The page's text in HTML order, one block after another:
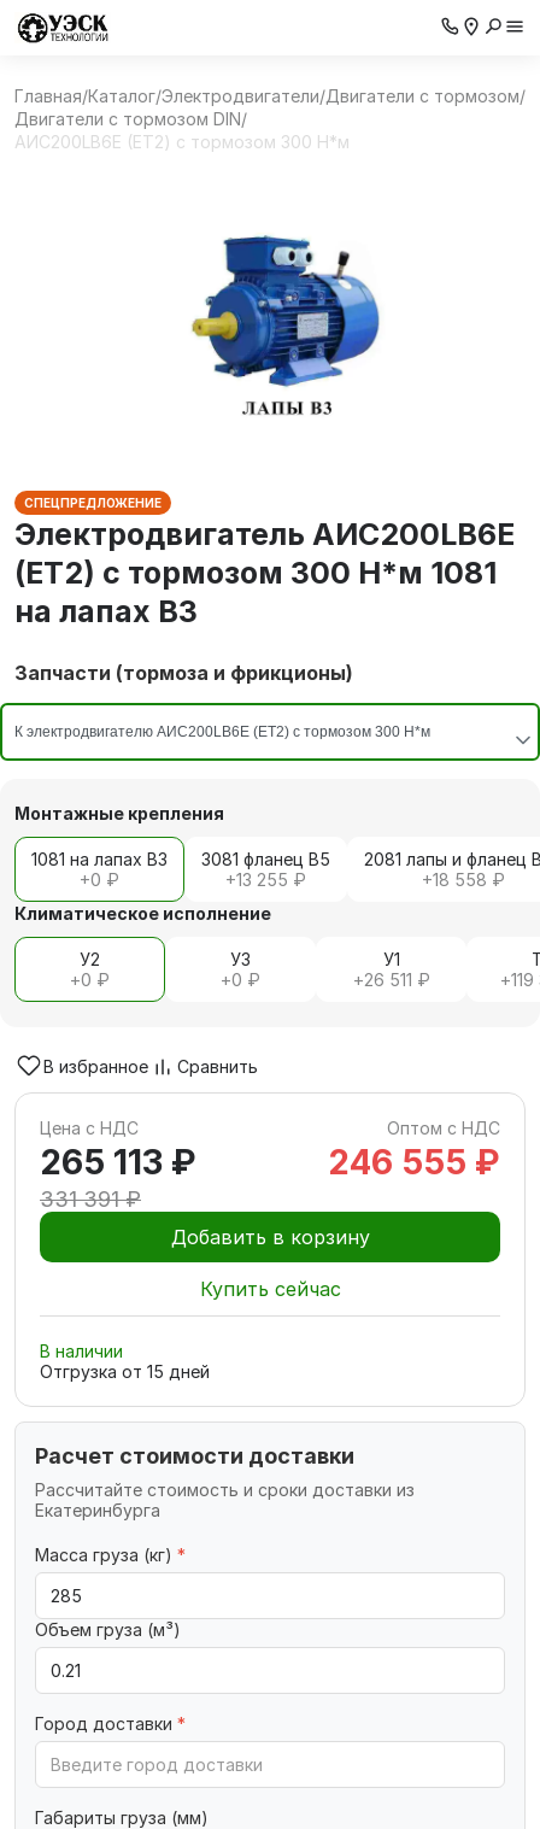
Главная/Каталог/Электродвигатели/Двигатели с тормозом/
Двигатели с тормозом DIN/
AИC200LB6Е (ET2) с тормозом 300 Н*м
СПЕЦПРЕДЛОЖЕНИЕ
Электродвигатель AИC200LB6Е
(ET2) с тормозом 300 Н*м 1081
на лапах В3
Запчасти (тормоза и фрикционы)
Монтажные крепления
1081 на лапах В3
+0 ₽
3081 фланец В5
+13 255 ₽
2081 лапы и фланец
+18 558 ₽
Климатическое исполнение
У2
+0 ₽
У3
+0 ₽
У1
+26 511 ₽
+
В избранное Сравнить
Цена с НДС Оптом с НДС
265 113 ₽
331 391 ₽
246 555 ₽
Добавить в корзину
Купить сейчас
В наличии
Отгрузка от 15 дней
Расчет стоимости доставки
Рассчитайте стоимость и сроки доставки из
Екатеринбурга
Масса груза (кг) *
Объем груза (м³)
Город доставки *
Габариты груза (мм)